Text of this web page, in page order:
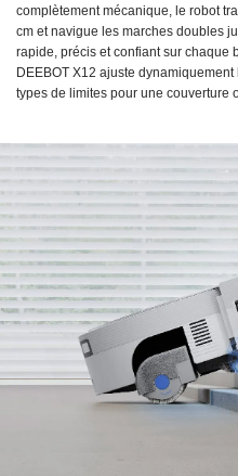
complètement mécanique, le robot
cm et navigue les marches doubles
rapide, précis et confiant sur chaque
DEEBOT X12 ajuste
types de limites pour une couverture